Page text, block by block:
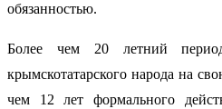
обязанностью.
Более чем 20 летний
крымскотатарского народа на
чем 12 лет формального